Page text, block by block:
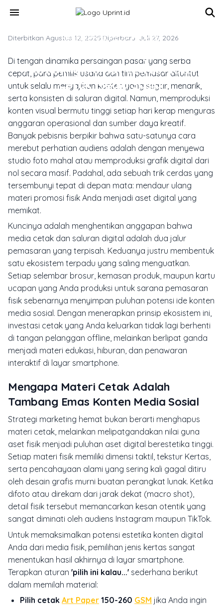
menu
MARKETING & MEDIA PROMOSI
Aturan 1:10 Cetak-Digital: Trik
Marketing Hemat Lewat Materi
Cetak Media Sosial
Diterbitkan Agustus 12, 2025·Diperbarui Juli 27, 2026
Di tengah dinamika persaingan pasar yang serba
cepat, para pemilik usaha dan tim pemasar dituntut
untuk selalu menyajikan konten yang segar, menarik,
serta konsisten di saluran digital. Namun, memproduksi
konten visual bermutu tinggi setiap hari kerap menguras
anggaran operasional dan sumber daya kreatif.
Banyak pebisnis berpikir bahwa satu-satunya cara
merebut perhatian audiens adalah dengan menyewa
studio foto mahal atau memproduksi grafik digital dari
nol secara masif. Padahal, ada sebuah trik cerdas yang
tersembunyi tepat di depan mata: mendaur ulang
materi promosi fisik Anda menjadi aset digital yang
memikat.
Kuncinya adalah menghentikan anggapan bahwa
media cetak dan saluran digital adalah dua jalur
pemasaran yang terpisah. Keduanya justru membentuk
satu ekosistem terpadu yang saling menguatkan.
Setiap selembar brosur, kemasan produk, maupun kartu
ucapan yang Anda produksi untuk sarana pemasaran
fisik sebenarnya menyimpan puluhan potensi ide konten
media sosial. Dengan menerapkan prinsip ekosistem ini,
investasi cetak yang Anda keluarkan tidak lagi berhenti
di tangan pelanggan offline, melainkan berlipat ganda
menjadi materi edukasi, hiburan, dan penawaran
interaktif di layar smartphone.
Mengapa Materi Cetak Adalah
Tambang Emas Konten Media Sosial
Strategi marketing hemat bukan berarti menghapus
materi cetak, melainkan melipatgandakan nilai guna
aset fisik menjadi puluhan aset digital berestetika tinggi.
Setiap materi fisik memiliki dimensi taktil, tekstur Kertas,
serta pencahayaan alami yang sering kali gagal ditiru
oleh desain grafis murni buatan perangkat lunak. Ketika
difoto atau direkam dari jarak dekat (macro shot),
detail fisik tersebut memancarkan kesan otentik yang
sangat diminati oleh audiens Instagram maupun TikTok.
Untuk memaksimalkan potensi estetika konten digital
Anda dari media fisik, pemilihan jenis kertas sangat
menentukan hasil akhirnya di layar smartphone.
Terapkan aturan 'pilih ini kalau...' sederhana berikut
dalam memilah material:
Pilih cetak Art Paper 150-260 GSM jika Anda ingin